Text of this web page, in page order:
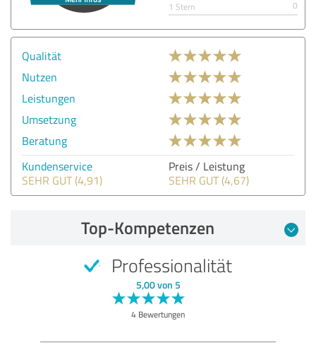
1 Stern
0
Qualität
Nutzen
Leistungen
Umsetzung
Beratung
Kundenservice
SEHR GUT (4,91)
Preis / Leistung
SEHR GUT (4,67)
Top-Kompetenzen
Professionalität
5,00 von 5
4 Bewertungen